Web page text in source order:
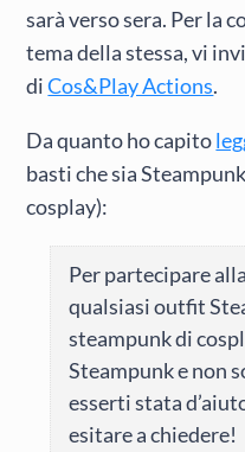
sarà verso sera. Per la
tema della stessa, vi
diCos&Play Actions.
Da quanto ho capito
basti che sia
cosplay):
Per partecipare
qualsiasi outfit
steampunk di
Steampunk e non
esserti stata
esitare a chiedere!